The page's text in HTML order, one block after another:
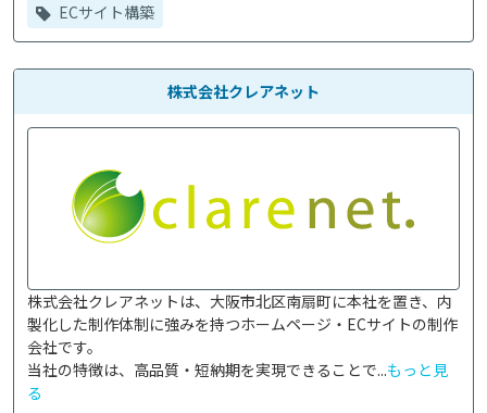
ECサイト構築
株式会社クレアネット
株式会社クレアネットは、大阪市北区南扇町に本社を置き、内
製化した制作体制に強みを持つホームページ・ECサイトの制作
会社です。
当社の特徴は、高品質・短納期を実現できることで...もっと見
る